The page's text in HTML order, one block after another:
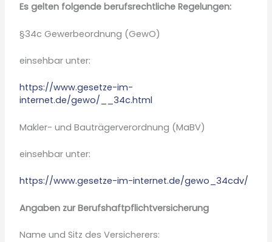
Es gelten folgende berufsrechtliche Regelungen:
§34c Gewerbeordnung (GewO)
einsehbar unter:
https://www.gesetze-im-
internet.de/gewo/__34c.html
Makler- und Bauträgerverordnung (MaBV)
einsehbar unter:
https://www.gesetze-im-internet.de/gewo_34cdv/
Angaben zur Berufshaftpflichtversicherung
Name und Sitz des Versicherers: